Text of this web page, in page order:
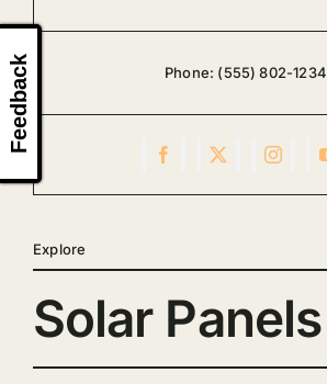
Phone: (555) 802-1234
Explore
Solar Panels
Feedback